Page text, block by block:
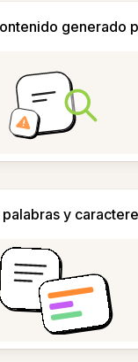
generado
palabras y